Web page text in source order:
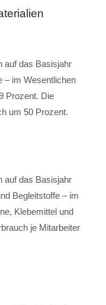
auf das Basisjahr
– im Wesentlichen
Prozent. Die
um 50 Prozent.
auf das Basisjahr
Begleitstoffe – im
Klebemittel und
je Mitarbeiter